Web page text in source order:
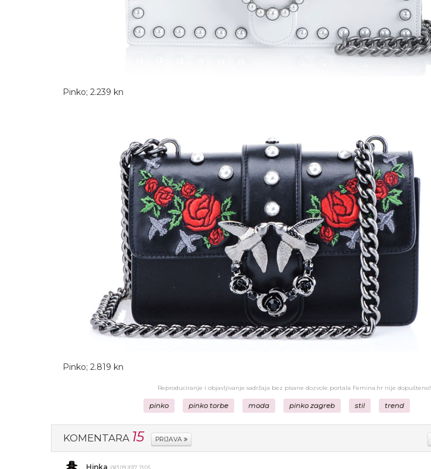
Pinko; 2.239 kn
Pinko; 2.819 kn
Reproduciranje i objavljivanje sadržaja bez pisane dozvole portala Femina.hr nije dopušteno!
pinko pinko torbe moda pinko zagreb stil trend
KOMENTARA 15 PRIJAVA
Hinka @13.09.2017. 13:05